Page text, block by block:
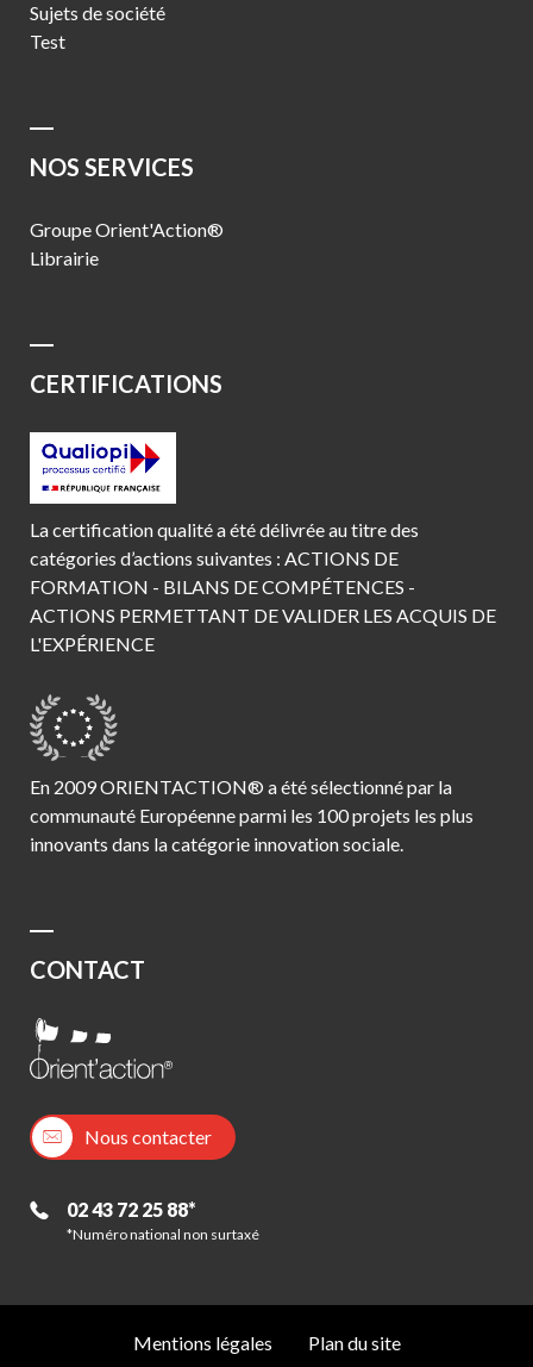
Sujets de société
Test
NOS SERVICES
Groupe Orient'Action®
Librairie
CERTIFICATIONS
La certification qualité a été délivrée au titre des
catégories d’actions suivantes : ACTIONS DE
FORMATION - BILANS DE COMPÉTENCES -
ACTIONS PERMETTANT DE VALIDER LES ACQUIS DE
L'EXPÉRIENCE
En 2009 ORIENTACTION® a été sélectionné par la
communauté Européenne parmi les 100 projets les plus
innovants dans la catégorie innovation sociale.
CONTACT
Nous contacter
02 43 72 25 88*
*Numéro national non surtaxé
Mentions légales Plan du site